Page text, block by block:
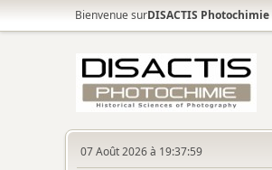
Bienvenue surDISACTIS
07 Août 2026 à 19:37:59